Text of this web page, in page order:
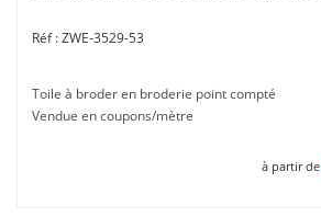
ZWE-3529-53
Toile à broder en broderie point compté
Vendue en coupons/mètre
à partir de